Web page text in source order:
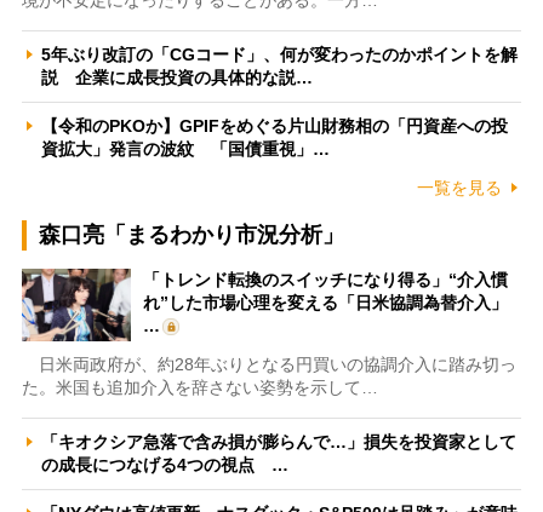
5年ぶり改訂の「CGコード」、何が変わったのかポイントを解
説 企業に成長投資の具体的な説…
【令和のPKOか】GPIFをめぐる片山財務相の「円資産への投
資拡大」発言の波紋 「国債重視」…
一覧を見る
森口亮「まるわかり市況分析」
「トレンド転換のスイッチになり得る」“介入慣
れ”した市場心理を変える「日米協調為替介入」
…
日米両政府が、約28年ぶりとなる円買いの協調介入に踏み切っ
た。米国も追加介入を辞さない姿勢を示して…
「キオクシア急落で含み損が膨らんで…」損失を投資家として
の成長につなげる4つの視点 …